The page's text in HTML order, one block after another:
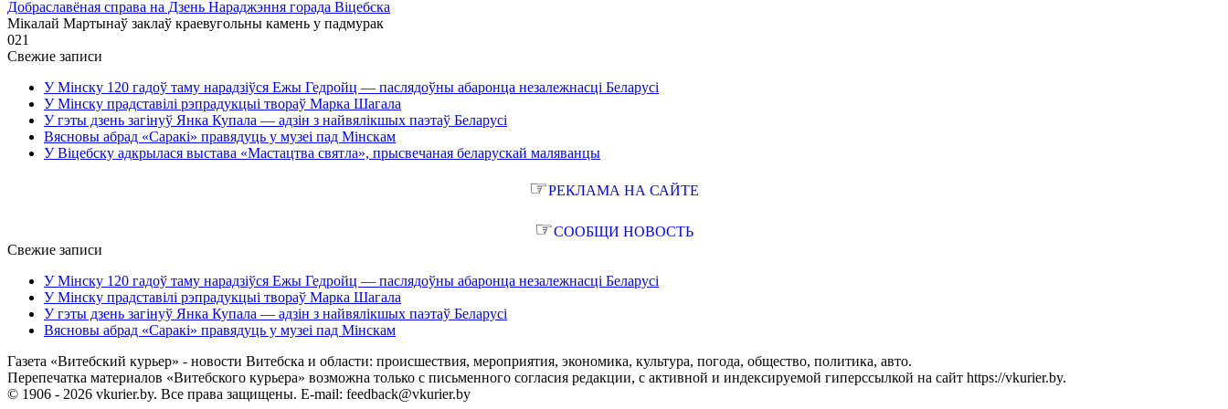
Добраславёная справа на Дзень Нараджэння горада Віцебска
Мікалай Мартынаў заклаў краевугольны камень у падмурак
021
Свежие записи
У Мінску 120 гадоў таму нарадзіўся Ежы Гедройц — паслядоўны абаронца незалежнасці Беларусі
У Мінску прадставілі рэпрадукцыі твораў Марка Шагала
У гэты дзень загінуў Янка Купала — адзін з найвялікшых паэтаў Беларусі
Вясновы абрад «Саракі» правядуць у музеі пад Мінскам
У Віцебску адкрылася выстава «Мастацтва святла», прысвечаная беларускай маляванцы
☞РЕКЛАМА НА САЙТЕ
☞СООБЩИ НОВОСТЬ
Свежие записи
У Мінску 120 гадоў таму нарадзіўся Ежы Гедройц — паслядоўны абаронца незалежнасці Беларусі
У Мінску прадставілі рэпрадукцыі твораў Марка Шагала
У гэты дзень загінуў Янка Купала — адзін з найвялікшых паэтаў Беларусі
Вясновы абрад «Саракі» правядуць у музеі пад Мінскам
Газета «Витебский курьер» - новости Витебска и области: происшествия, мероприятия, экономика, культура, погода, общество, политика, авто.
Перепечатка материалов «Витебского курьера» возможна только с письменного согласия редакции, с активной и индексируемой гиперссылкой на сайт https://vkurier.by.
© 1906 - 2026 vkurier.by. Все права защищены. E-mail: feedback@vkurier.by